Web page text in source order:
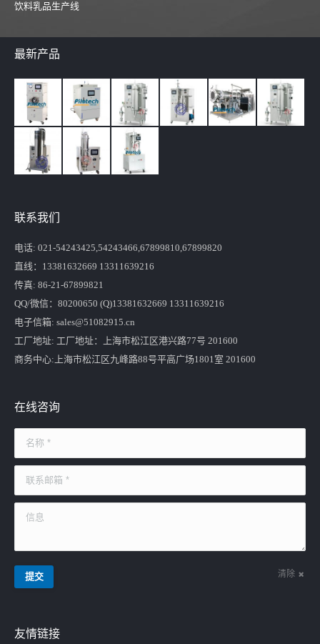
饮料乳品生产线
最新产品
联系我们
电话: 021-54243425,54243466,67899810,67899820
直线：13381632669 13311639216
传真: 86-21-67899821
QQ/微信：80200650 (Q)13381632669 13311639216
电子信箱: sales@51082915.cn
工厂地址: 工厂地址：上海市松江区港兴路77号 201600
商务中心:上海市松江区九峰路88号平高广场1801室 201600
在线咨询
名称 *
联系邮箱 *
信息
提交 清除
友情链接